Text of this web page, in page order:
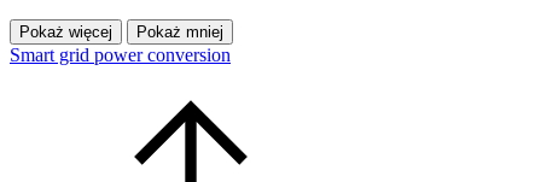
Pokaż więcej Pokaż mniej
Smart grid power conversion